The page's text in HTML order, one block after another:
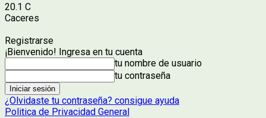
20.1 C
Caceres
Registrarse
¡Bienvenido! Ingresa en tu cuenta
tu nombre de usuario
tu contraseña
¿Olvidaste tu contraseña? consigue ayuda
Politica de Privacidad General